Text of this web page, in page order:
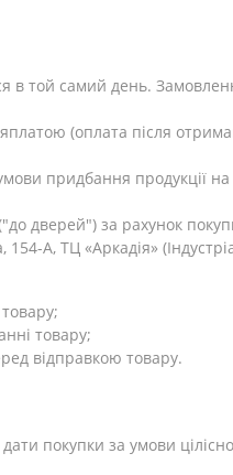
той самий день.
(оплата після
придбання продукції на
дверей") за рахунок
А, ТЦ «Аркадія»
товару;
відправкою товару.
покупки за умови